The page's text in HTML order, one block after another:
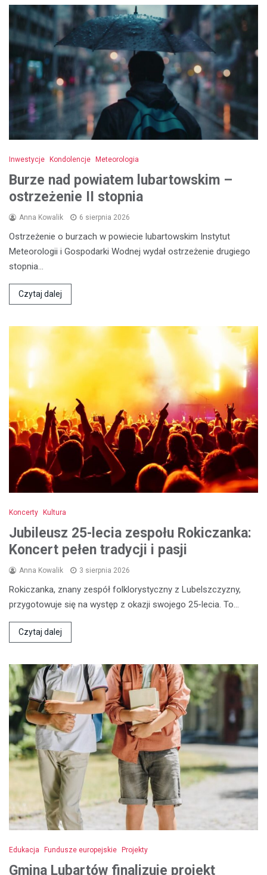
Inwestycje Kondolencje Meteorologia
Burze nad powiatem lubartowskim –
ostrzeżenie II stopnia
Anna Kowalik 6 sierpnia 2026
Ostrzeżenie o burzach w powiecie lubartowskim Instytut
Meteorologii i Gospodarki Wodnej wydał ostrzeżenie drugiego
stopnia…
Czytaj dalej
Koncerty Kultura
Jubileusz 25-lecia zespołu Rokiczanka:
Koncert pełen tradycji i pasji
Anna Kowalik 3 sierpnia 2026
Rokiczanka, znany zespół folklorystyczny z Lubelszczyzny,
przygotowuje się na występ z okazji swojego 25-lecia. To…
Czytaj dalej
Edukacja Fundusze europejskie Projekty
Gmina Lubartów finalizuje projekt